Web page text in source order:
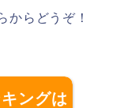
からどうぞ！
ングは